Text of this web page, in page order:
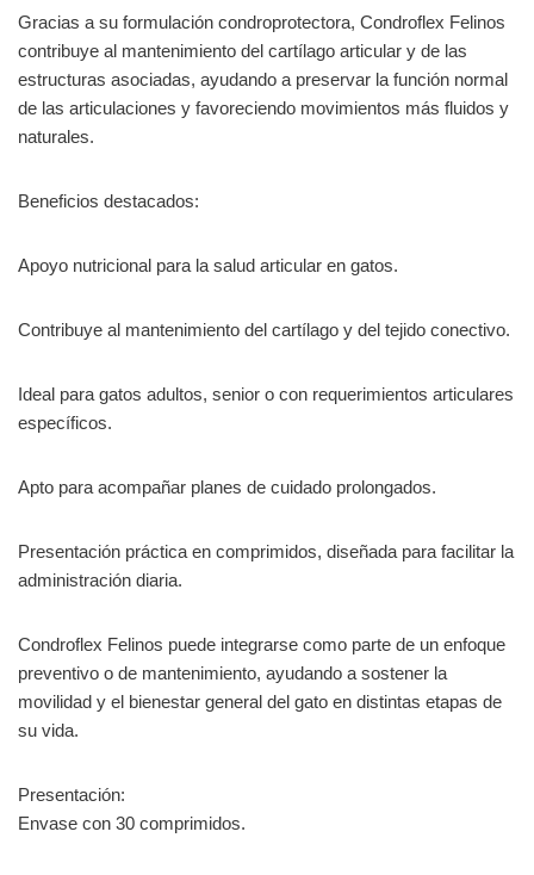
Gracias a su formulación condroprotectora, Condroflex Felinos
contribuye al mantenimiento del cartílago articular y de las
estructuras asociadas, ayudando a preservar la función normal
de las articulaciones y favoreciendo movimientos más fluidos y
naturales.
Beneficios destacados:
Apoyo nutricional para la salud articular en gatos.
Contribuye al mantenimiento del cartílago y del tejido conectivo.
Ideal para gatos adultos, senior o con requerimientos articulares
específicos.
Apto para acompañar planes de cuidado prolongados.
Presentación práctica en comprimidos, diseñada para facilitar la
administración diaria.
Condroflex Felinos puede integrarse como parte de un enfoque
preventivo o de mantenimiento, ayudando a sostener la
movilidad y el bienestar general del gato en distintas etapas de
su vida.
Presentación:
Envase con 30 comprimidos.